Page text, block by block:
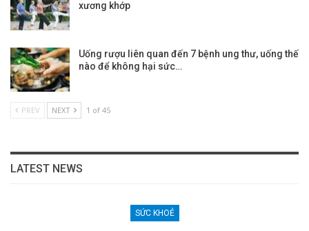
xương khớp
Uống rượu liên quan đến 7 bệnh ung thư, uống thế
nào để không hại sức…
PREV NEXT 1 of 45
LATEST NEWS
SỨC KHOẺ